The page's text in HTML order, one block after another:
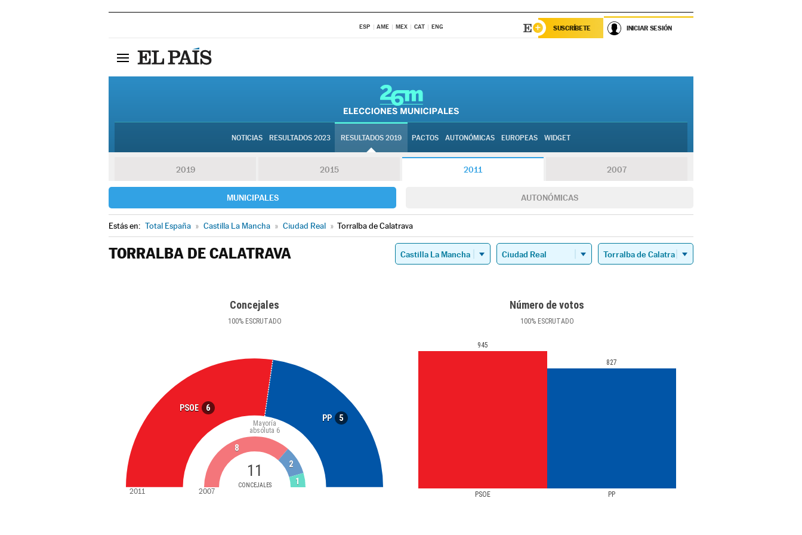
ESP AME MEX CAT ENG SUSCRÍBETE INICIAR SESIÓN
NOTICIAS RESULTADOS 2023 RESULTADOS 2019 PACTOS AUTONÓMICAS EUROPEAS WIDGET
2019 2015 2011 2007
MUNICIPALES AUTONÓMICAS
Estás en: Total España » Castilla La Mancha » Ciudad Real » Torralba de Calatrava
TORRALBA DE CALATRAVA
Concejales
100%ESCRUTADO
PSOE 6
PP 5
11
CONCEJALES
Mayoría
absoluta 6
8
2
1
2011 2007
Número de votos
100%ESCRUTADO
PSOE PP
945
827